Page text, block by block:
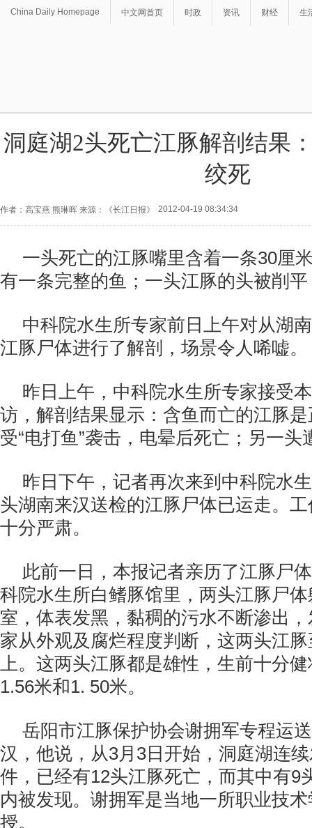
China Daily Homepage 中文网首页 时政 资讯 财经 生
洞庭湖2头死亡江豚解剖结果
绞死
作者：高宝燕 熊琳晖 来源：《长江日报》 2012-04-19 08:34:34
一头死亡的江豚嘴里含着一条30厘
有一条完整的鱼；一头江豚的头被削
中科院水生所专家前日上午对从湖
江豚尸体进行了解剖，场景令人唏嘘。
昨日上午，中科院水生所专家接受
访，解剖结果显示：含鱼而亡的江豚
受“电打鱼”袭击，电晕后死亡；另一头
昨日下午，记者再次来到中科院水
头湖南来汉送检的江豚尸体已运走。
十分严肃。
此前一日，本报记者亲历了江豚尸
科院水生所白鳍豚馆里，两头江豚尸
室，体表发黑，黏稠的污水不断渗出
家从外观及腐烂程度判断，这两头江
上。这两头江豚都是雄性，生前十分
1.56米和1. 50米。
岳阳市江豚保护协会谢拥军专程运
汉，他说，从3月3日开始，洞庭湖连
件，已经有12头江豚死亡，而其中有9
内被发现。谢拥军是当地一所职业技
授。